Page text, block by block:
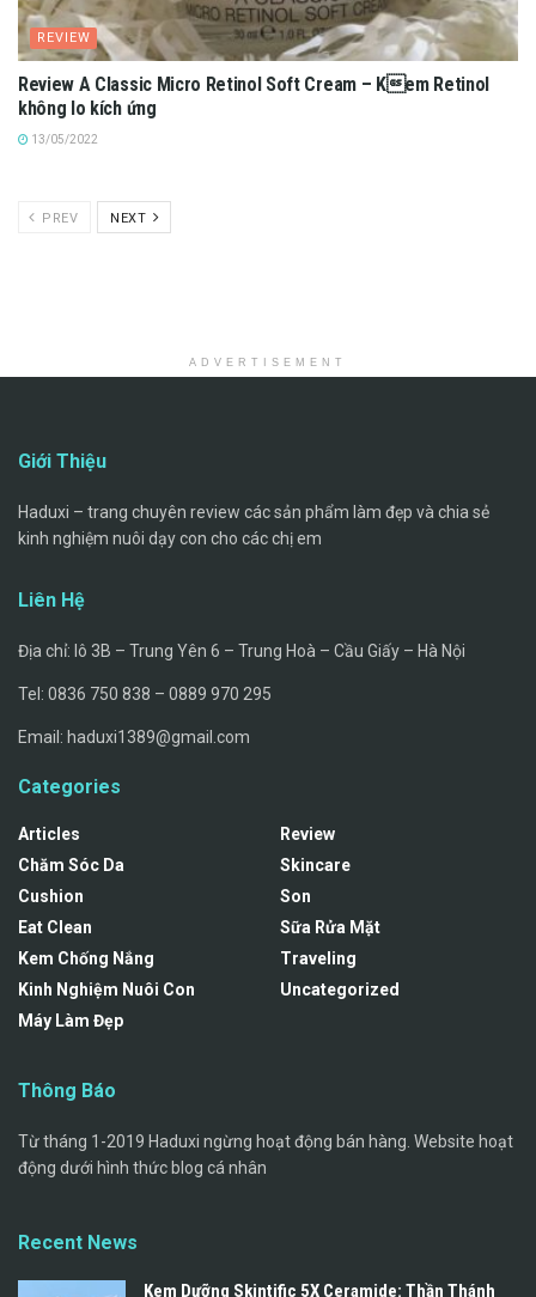
REVIEW
Review A Classic Micro Retinol Soft Cream – Kem Retinol
không lo kích ứng
13/05/2022
PREV NEXT
ADVERTISEMENT
Giới Thiệu
Haduxi – trang chuyên review các sản phẩm làm đẹp và chia sẻ
kinh nghiệm nuôi dạy con cho các chị em
Liên Hệ
Địa chỉ: lô 3B – Trung Yên 6 – Trung Hoà – Cầu Giấy – Hà Nội
Tel: 0836 750 838 – 0889 970 295
Email: haduxi1389@gmail.com
Categories
Articles
Chăm Sóc Da
Cushion
Eat Clean
Kem Chống Nắng
Kinh Nghiệm Nuôi Con
Máy Làm Đẹp
Review
Skincare
Son
Sữa Rửa Mặt
Traveling
Uncategorized
Thông Báo
Từ tháng 1-2019 Haduxi ngừng hoạt động bán hàng. Website hoạt
động dưới hình thức blog cá nhân
Recent News
Kem Dưỡng Skintific 5X Ceramide: Thần Thánh